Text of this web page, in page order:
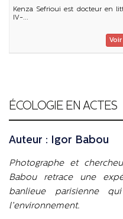
Kenza Sefrioui est docteur en
IV-...
ÉCOLOGIE EN ACTES
Auteur : Igor Babou
Photographe et
Babou retrace une
banlieue parisienne
l’environnement.